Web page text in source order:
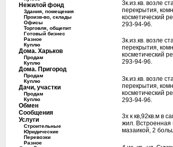
Нежилой фонд
Здания, помещения
Произв-во, склады
Офисы
Торговля, общепит
Готовый бизнес
Разное
Куплю
Дома. Харьков
Продам
Куплю
Дома. Пригород
Продам
Куплю
Дачи, участки
Продам
Куплю
Обмен
Сообщения
Услуги
Строительные
Юридические
Перевозки
Разное
3к.из.кв. возле
перекрытия,
косметический
293-94-96.
3к.из.кв. возле
перекрытия,
косметический
293-94-96.
3к.из.кв. возле
перекрытия,
косметический
293-94-96.
3х к кв,92кв.м в
жил. Встроенная
мазаикой, 2